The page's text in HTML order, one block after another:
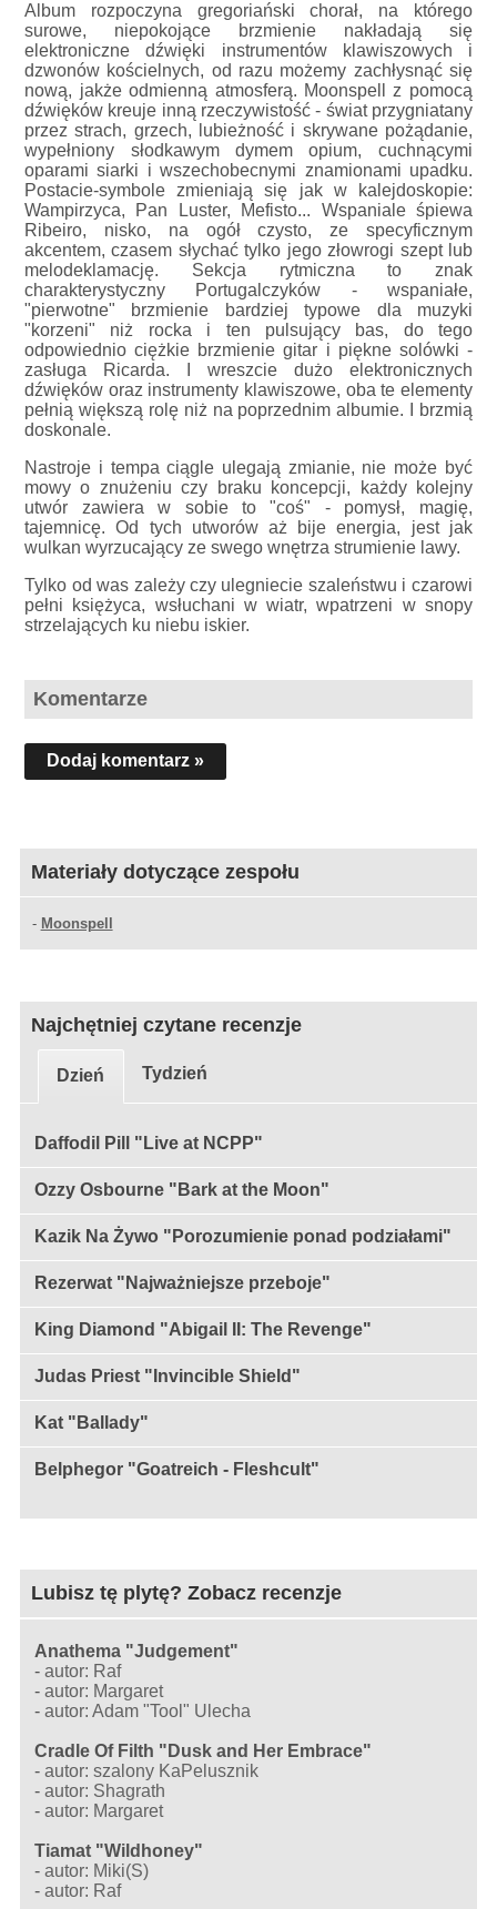
Album rozpoczyna gregoriański chorał, na którego
surowe, niepokojące brzmienie nakładają się
elektroniczne dźwięki instrumentów klawiszowych i
dzwonów kościelnych, od razu możemy zachłysnąć się
nową, jakże odmienną atmosferą. Moonspell z pomocą
dźwięków kreuje inną rzeczywistość - świat przygniatany
przez strach, grzech, lubieżność i skrywane pożądanie,
wypełniony słodkawym dymem opium, cuchnącymi
oparami siarki i wszechobecnymi znamionami upadku.
Postacie-symbole zmieniają się jak w kalejdoskopie:
Wampirzyca, Pan Luster, Mefisto... Wspaniale śpiewa
Ribeiro, nisko, na ogół czysto, ze specyficznym
akcentem, czasem słychać tylko jego złowrogi szept lub
melodeklamację. Sekcja rytmiczna to znak
charakterystyczny Portugalczyków - wspaniałe,
"pierwotne" brzmienie bardziej typowe dla muzyki
"korzeni" niż rocka i ten pulsujący bas, do tego
odpowiednio ciężkie brzmienie gitar i piękne solówki -
zasługa Ricarda. I wreszcie dużo elektronicznych
dźwięków oraz instrumenty klawiszowe, oba te elementy
pełnią większą rolę niż na poprzednim albumie. I brzmią
doskonale.
Nastroje i tempa ciągle ulegają zmianie, nie może być
mowy o znużeniu czy braku koncepcji, każdy kolejny
utwór zawiera w sobie to "coś" - pomysł, magię,
tajemnicę. Od tych utworów aż bije energia, jest jak
wulkan wyrzucający ze swego wnętrza strumienie lawy.
Tylko od was zależy czy ulegniecie szaleństwu i czarowi
pełni księżyca, wsłuchani w wiatr, wpatrzeni w snopy
strzelających ku niebu iskier.
Komentarze
Dodaj komentarz »
Materiały dotyczące zespołu
- Moonspell
Najchętniej czytane recenzje
Dzień Tydzień
Daffodil Pill "Live at NCPP"
Ozzy Osbourne "Bark at the Moon"
Kazik Na Żywo "Porozumienie ponad podziałami"
Rezerwat "Najważniejsze przeboje"
King Diamond "Abigail II: The Revenge"
Judas Priest "Invincible Shield"
Kat "Ballady"
Belphegor "Goatreich - Fleshcult"
Lubisz tę plytę? Zobacz recenzje
Anathema "Judgement"
-autor: Raf
-autor: Margaret
-autor: Adam "Tool" Ulecha
Cradle Of Filth "Dusk and Her Embrace"
-autor: szalony KaPelusznik
-autor: Shagrath
-autor: Margaret
Tiamat "Wildhoney"
-autor: Miki(S)
-autor: Raf